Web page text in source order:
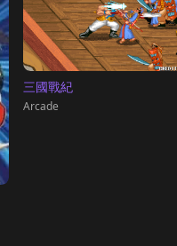
三國戰紀
Arcade